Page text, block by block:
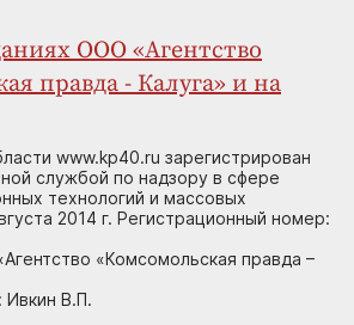
ООО «Агентство
правда - Калуга» и на
www.kp40.ru зарегистрирован
службой по надзору в сфере
технологий и массовых
2014 г. Регистрационный номер:
«Комсомольская правда –
Ивкин В.П.